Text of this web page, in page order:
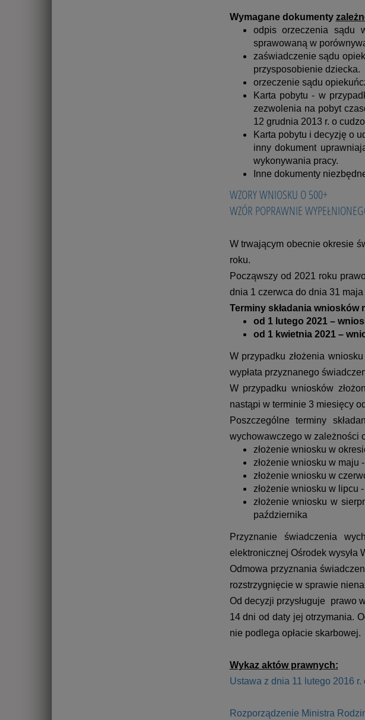
Wymagane dokumenty
odpis orzeczenia sądu
sprawowaną w
zaświadczenie sądu
przysposobienie dziecka.
orzeczenie sądu
Karta pobytu - w
zezwolenia na pobyt
12 grudnia 2013 r. o
Karta pobytu i decyzję o
inny dokument
wykonywania pracy.
Inne dokumenty
WZORY WNIOSKU O 500+
WZÓR POPRAWNIE
W trwającym obecnie okresie
roku.
Począwszy od 2021 roku
dnia 1 czerwca do dnia 31
Terminy składania wniosków
od 1 lutego 2021 –
od 1 kwietnia 2021 –
W przypadku złożenia
wypłata przyznanego
W przypadku wniosków
nastąpi w terminie 3 miesięcy
Poszczególne terminy
wychowawczego w zależności
złożenie wniosku w
złożenie wniosku w maju
złożenie wniosku w
złożenie wniosku w lipcu
złożenie wniosku w
października
Przyznanie świadczenia
elektronicznej Ośrodek wysyła
Odmowa przyznania
rozstrzygnięcie w sprawie
Od decyzji przysługuje prawo
14 dni od daty jej otrzymania.
nie podlega opłacie skarbowej.
Wykaz aktów prawnych:
Ustawa z dnia 11 lutego 2016
Rozporządzenie Ministra